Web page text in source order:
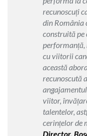
recunoscuți
din România
construită pe
performanță,
cu viitorii
această
recunoscută
viitor,
talentelor,
cerințelor de
Director,